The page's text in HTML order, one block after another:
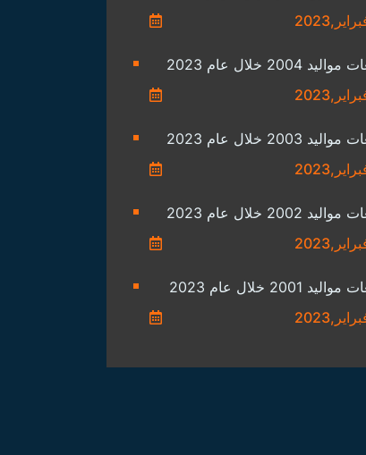
2004 خلال عام 2023
2003 خلال عام 2023
2002 خلال عام 2023
2001 خلال عام 2023